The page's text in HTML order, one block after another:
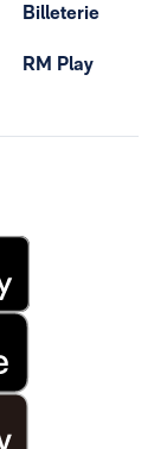
Billeterie
RM Play